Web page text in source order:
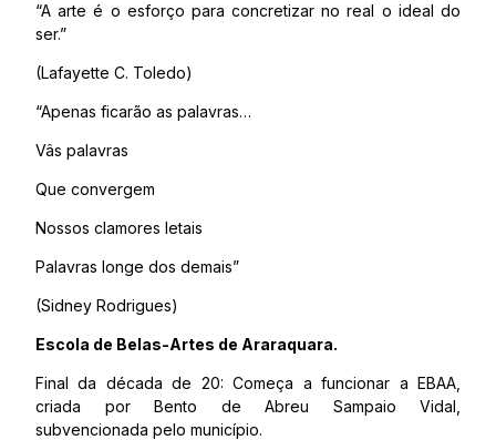
“A arte é o esforço para concretizar no real o ideal do
ser.”
(Lafayette C. Toledo)
“Apenas ficarão as palavras…
Vâs palavras
Que convergem
Nossos clamores letais
Palavras longe dos demais”
(Sidney Rodrigues)
Escola de Belas-Artes de Araraquara.
Final da década de 20: Começa a funcionar a EBAA,
criada por Bento de Abreu Sampaio Vidal,
subvencionada pelo município.